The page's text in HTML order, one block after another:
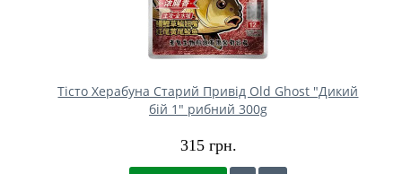
Тісто Херабуна Старий Привід Old Ghost "Дикий
бій 1" рибний 300g
315 грн.